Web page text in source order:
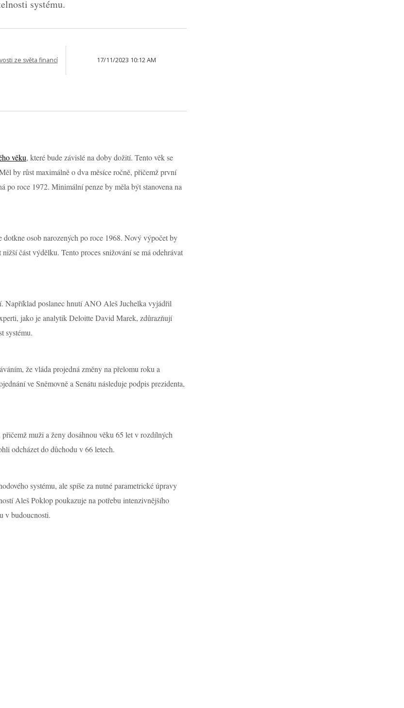
systému.
ze světa financí 17/11/2023 10:12 AM
věku, které bude závislé na doby dožití. Tento věk se
by růst maximálně o dva měsíce ročně, přičemž první
po roce 1972. Minimální penze by měla být stanovena na
osob narozených po roce 1968. Nový výpočet by
část výdělku. Tento proces snižování se má odehrávat
poslanec hnutí ANO Aleš Juchelka vyjádřil
jako je analytik Deloitte David Marek, zdůrazňují
systému.
že vláda projedná změny na přelomu roku a
ve Sněmovně a Senátu následuje podpis prezidenta,
muži a ženy dosáhnou věku 65 let v rozdílných
odcházet do důchodu v 66 letech.
systému, ale spíše za nutné parametrické úpravy
Aleš Poklop poukazuje na potřebu intenzivnějšího
v budoucnosti.